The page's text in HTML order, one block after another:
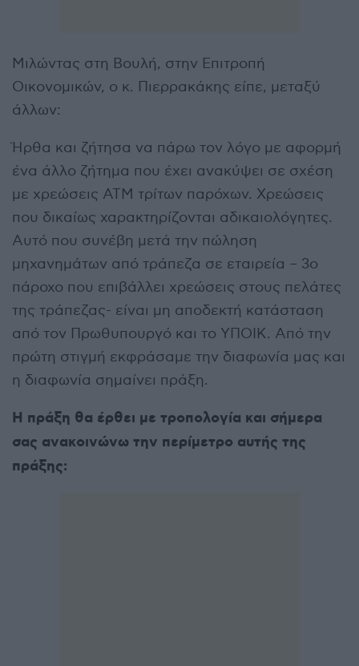
Μιλώντας στη Βουλή, στην Επιτροπή
Οικονομικών, ο κ. Πιερρακάκης είπε, μεταξύ
άλλων:
Ήρθα και ζήτησα να πάρω τον λόγο με αφορμή
ένα άλλο ζήτημα που έχει ανακύψει σε σχέση
με χρεώσεις ΑΤΜ τρίτων παρόχων. Χρεώσεις
που δικαίως χαρακτηρίζονται αδικαιολόγητες.
Αυτό που συνέβη μετά την πώληση
μηχανημάτων από τράπεζα σε εταιρεία – 3ο
πάροχο που επιβάλλει χρεώσεις στους πελάτες
της τράπεζας- είναι μη αποδεκτή κατάσταση
από τον Πρωθυπουργό και το ΥΠΟΙΚ. Από την
πρώτη στιγμή εκφράσαμε την διαφωνία μας και
η διαφωνία σημαίνει πράξη.
Η πράξη θα έρθει με τροπολογία και σήμερα
σας ανακοινώνω την περίμετρο αυτής της
πράξης: